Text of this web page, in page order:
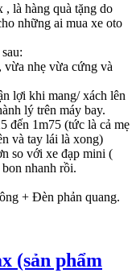
là hàng quà tặng do
những ai mua xe oto
nhẹ vừa cứng và
lợi khi mang/ xách lên
lý trên máy bay.
đến 1m75 (tức là cả mẹ
và tay lái là xong)
so với xe đạp mini (
nhanh rồi.
+ Đèn phản quang.
(sản phẩm